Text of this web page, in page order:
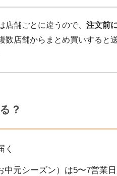
店舗ごとに違うので、 注文前
数店舗からまとめ買いすると
？
く
中元シーズン）は5〜7営業